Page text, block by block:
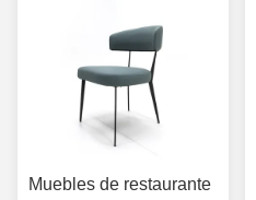
Muebles de restaurante